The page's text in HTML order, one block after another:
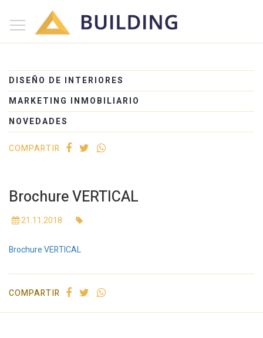
Inicio
Proyectos
DISEÑO DE INTERIORES
MARKETING INMOBILIARIO
NOVEDADES
COMPARTIR
Brochure VERTICAL
21.11.2018
Brochure VERTICAL
COMPARTIR